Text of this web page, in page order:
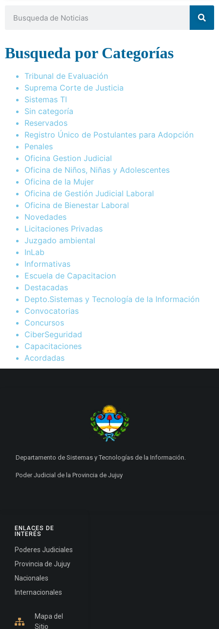
Busqueda por Categorías
Tribunal de Evaluación
Suprema Corte de Justicia
Sistemas TI
Sin categoría
Reservados
Registro Único de Postulantes para Adopción
Penales
Oficina Gestion Judicial
Oficina de Niños, Niñas y Adolescentes
Oficina de la Mujer
Oficina de Gestión Judicial Laboral
Oficina de Bienestar Laboral
Novedades
Licitaciones Privadas
Juzgado ambiental
InLab
Informativas
Escuela de Capacitacion
Destacadas
Depto.Sistemas y Tecnología de la Información
Convocatorias
Concursos
CiberSeguridad
Capacitaciones
Acordadas
ENLACES DE
INTERÉS
Poderes Judiciales
Provincia de Jujuy
Nacionales
Internacionales
Mapa del
Sitio
Departamento de Sistemas y Tecnologías de la Información.
Poder Judicial de la Provincia de Jujuy